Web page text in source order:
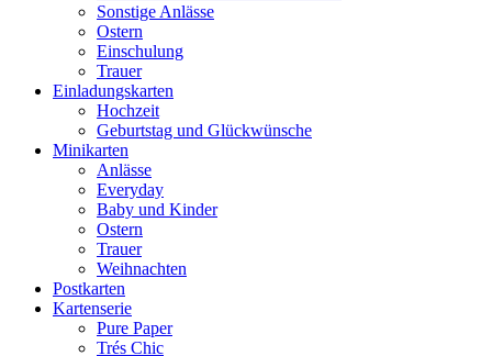
Sonstige Anlässe
Ostern
Einschulung
Trauer
Einladungskarten
Hochzeit
Geburtstag und Glückwünsche
Minikarten
Anlässe
Everyday
Baby und Kinder
Ostern
Trauer
Weihnachten
Postkarten
Kartenserie
Pure Paper
Trés Chic